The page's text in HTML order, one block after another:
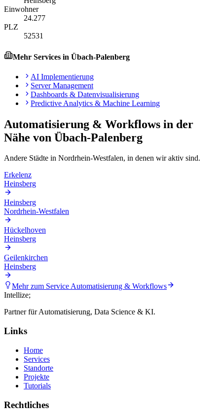
Einwohner
24.277
PLZ
52531
Mehr Services in Übach-Palenberg
AI Implementierung
Server Management
Dashboards & Datenvisualisierung
Predictive Analytics & Machine Learning
Automatisierung & Workflows in der
Nähe von Übach-Palenberg
Andere Städte in Nordrhein-Westfalen, in denen wir aktiv sind.
Erkelenz
Heinsberg
Heinsberg
Nordrhein-Westfalen
Hückelhoven
Heinsberg
Geilenkirchen
Heinsberg
Mehr zum ServiceAutomatisierung & Workflows
Intellize;
Partner für Automatisierung, Data Science & KI.
Links
Home
Services
Standorte
Projekte
Tutorials
Rechtliches